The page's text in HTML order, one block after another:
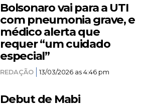
Bolsonaro vai para a UTI
com pneumonia grave, e
médico alerta que
requer “um cuidado
especial”
REDAÇÃO 13/03/2026 as 4:46 pm
Debut de Mabi